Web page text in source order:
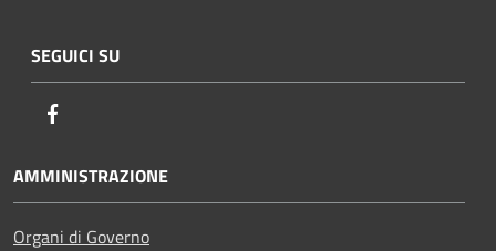
SEGUICI SU
AMMINISTRAZIONE
Organi di Governo